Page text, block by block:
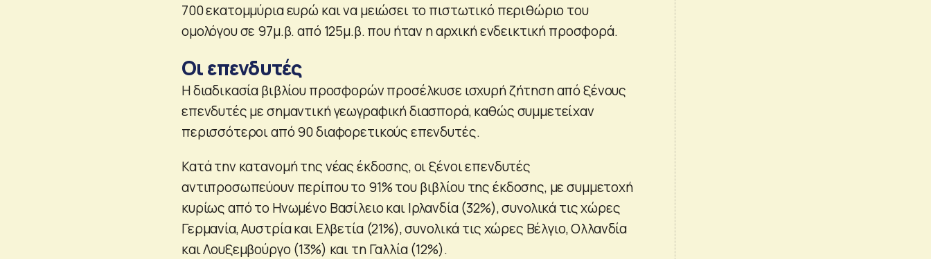
700 εκατομμύρια ευρώ και να μειώσει το πιστωτικό περιθώριο του
ομολόγου σε 97μ.β. από 125μ.β. που ήταν η αρχική ενδεικτική προσφορά.
Οι επενδυτές
Η διαδικασία βιβλίου προσφορών προσέλκυσε ισχυρή ζήτηση από ξένους
επενδυτές με σημαντική γεωγραφική διασπορά, καθώς συμμετείχαν
περισσότεροι από 90 διαφορετικούς επενδυτές.
Κατά την κατανομή της νέας έκδοσης, οι ξένοι επενδυτές
αντιπροσωπεύουν περίπου το 91% του βιβλίου της έκδοσης, με συμμετοχή
κυρίως από το Ηνωμένο Βασίλειο και Ιρλανδία (32%), συνολικά τις χώρες
Γερμανία, Αυστρία και Ελβετία (21%), συνολικά τις χώρες Βέλγιο, Ολλανδία
και Λουξεμβούργο (13%) και τη Γαλλία (12%).